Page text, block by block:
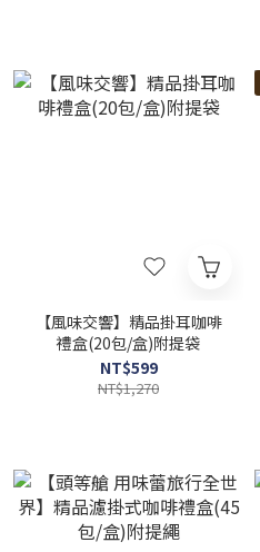
【風味交響】精品掛耳咖啡
禮盒(20包/盒)附提袋
NT$599
NT$1,270